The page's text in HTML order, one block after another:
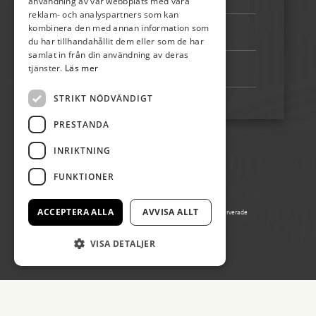
Bankgiro: 5192-4348
Swish: 123 222 02 67
© Copyright 2026 Ölands Skördefest, alla rättigheter reserverade
Producerad av Gota Media Brand Studio
reklam- och analyspartners som kan
kombinera den med annan information som
du har tillhandahållit dem eller som de har
samlat in från din användning av deras
tjänster. Läs mer
STRIKT NÖDVÄNDIGT
PRESTANDA
INRIKTNING
FUNKTIONER
ACCEPTERA ALLA AVVISA ALLT
VISA DETALJER